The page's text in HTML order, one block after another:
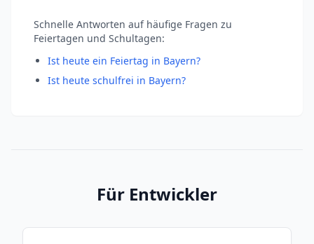
Schnelle Antworten auf häufige Fragen zu
Feiertagen und Schultagen:
Ist heute ein Feiertag in Bayern?
Ist heute schulfrei in Bayern?
Für Entwickler